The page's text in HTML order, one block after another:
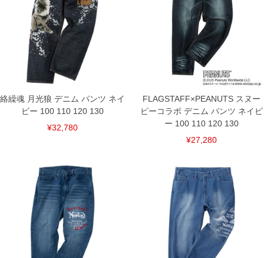
ご了承くださいませ。
※【ボトムの裾上げをご希望の場合】
裾上げ料金は500円+税となります。
備考欄に股下●cmとご記入下さい。（裾上げ無料対象商品は1本につき税込6,000円以
上の品が対象。1本5,999円以下の商品は有料（500円+税）となります。）
出荷まで約1週間～20日間程お時間を頂く場合がございます。
尚、裾上げした商品は返品・交換不可となりますので、予めご了承下さい。
一部、お直しに対応出来ない商品がございます。(例：裾にファスナーや調節ひもが付
※商品によって若干のサイズの誤差がございます。また、お客様がご使用の環境（コ
ンピュータ画面）によって、商品の色味が若干異なる場合がございます。予めご了承
※当店での掲載商品は、実店鋪と在庫を共用しておりますので店頭での売り違い、店
舗からのお取り寄せ等により、お客様にご迷惑をお掛けしてしまう場合がございま
絡繰魂 月光狼 デニム パンツ ネイ
ビー 100 110 120 130
¥32,780
FLAGSTAFF×PEANUTS スヌー
ピーコラボ デニム パンツ ネイビ
ー 100 110 120 130
¥27,280